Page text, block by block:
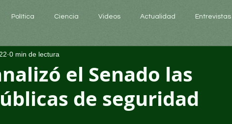
Política Ciencia Videos Actualidad Entrevistas
el Senado las
de seguridad
0 min de lectura